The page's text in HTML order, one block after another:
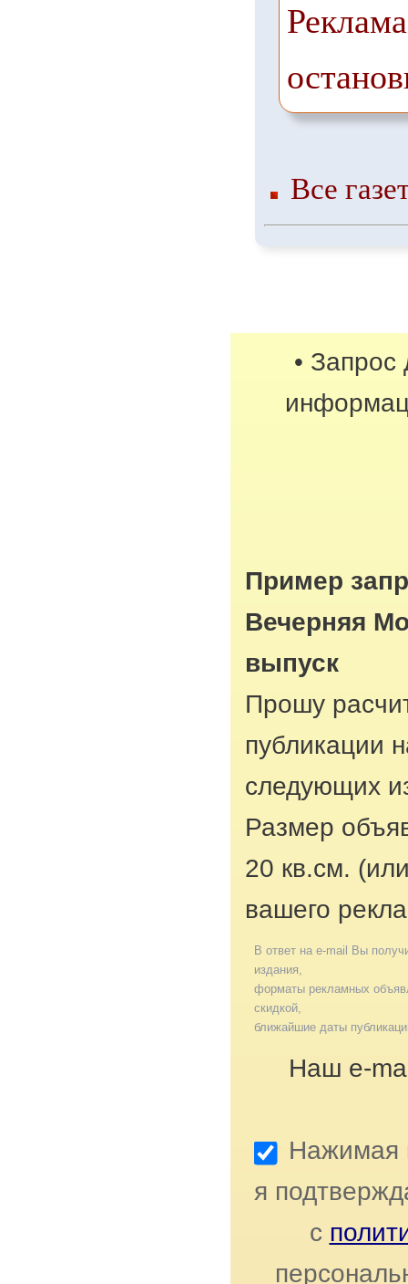
Все
• Запрос
Пример
Вечерняя
выпуск
Прошу
публикации
следующих
Размер
20 кв.см.
вашего
В ответ на e-mail Вы
издания,
форматы рекламных
скидкой,
ближайшие даты
Наш e-
Нажимая
я
с